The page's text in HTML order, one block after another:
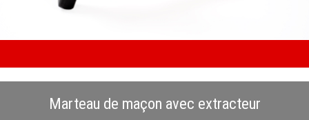
Marteau de maçon avec extracteur